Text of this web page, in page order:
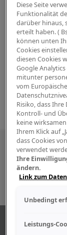
Diese Seite
Funktionalität
darüber hinaus,
erteilt haben. (
können unten
Cookies
diesen Cookies
Google
mitunter
vom
Risiko, dass
Kontroll- und
keine
Ihrem Klick auf
dass Cookies
verwendet
Ihre
ändern.
Link zum
Unbedingt
Leistungs-